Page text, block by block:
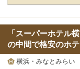
「スーパーホテル
の中間で格安のホ
横浜・みなとみらい